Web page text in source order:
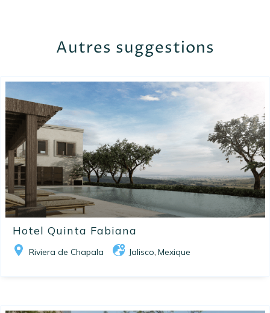
Autres suggestions
Hotel Quinta Fabiana
Riviera de Chapala Jalisco, Mexique